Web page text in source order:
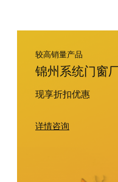
较高销量产品
锦州系统门窗
现享折扣优惠
详情咨询
HOT